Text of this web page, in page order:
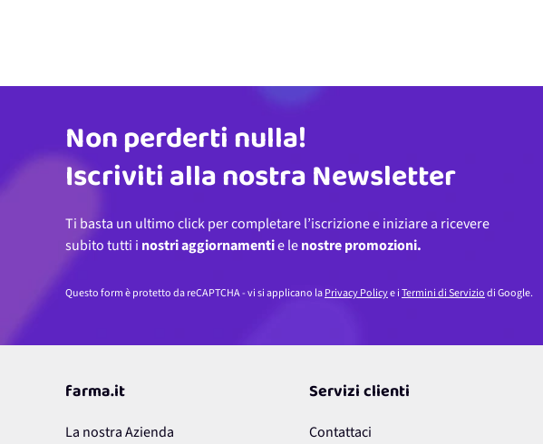
Indirizzo email
Non perderti nulla!
Iscriviti alla nostra Newsletter
Ti basta un ultimo click per completare l’iscrizione e iniziare a ricevere
subito tutti i nostri aggiornamentie lenostre promozioni.
Questo form è protetto da reCAPTCHA - vi si applicano laPrivacy Policye iTermini di Serviziodi Google.
farma.it
La nostra Azienda
Servizi clienti
Contattaci